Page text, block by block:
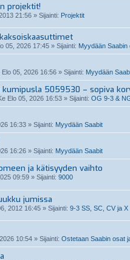
projektit!
21:56 » Sijainti: Projektit
05, 2026 17:45 » Sijainti: Myydään
Elo 05, 2026 16:56 » Sijainti: Myydään
5059530 – sopiva
Elo 05, 2026 16:53 » Sijainti: OG 9-3 &
16:33 » Sijainti: Myydään Saabit
16:26 » Sijainti: Myydään Saabit
ja kätisyyden vaihto
09:59 » Sijainti: 9000
jumissa
2012 16:45 » Sijainti: 9-3 SS, SC, CV ja X
10:54 » Sijainti: Ostetaan Saabin osat